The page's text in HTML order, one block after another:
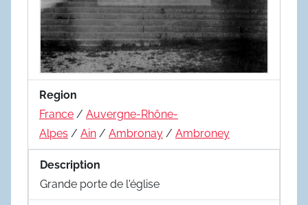
Region
France / Auvergne-Rhône-
Alpes / Ain / Ambronay / Ambroney
Description
Grande porte de l'église